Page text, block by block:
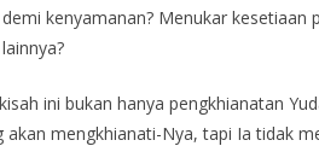
kenyamanan? Menukar kesetiaan
ini bukan hanya pengkhianatan
akan mengkhianati-Nya, tapi Ia tidak